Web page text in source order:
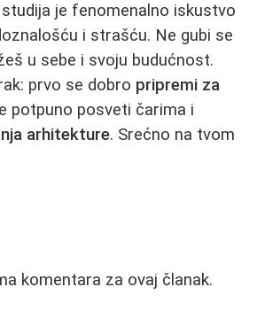
je fenomenalno iskustvo
i strašću. Ne gubi se
u sebe i svoju budućnost.
prvo se dobro pripremi za
potpuno posveti čarima i
arhitekture. Srećno na tvom
komentara za ovaj članak.